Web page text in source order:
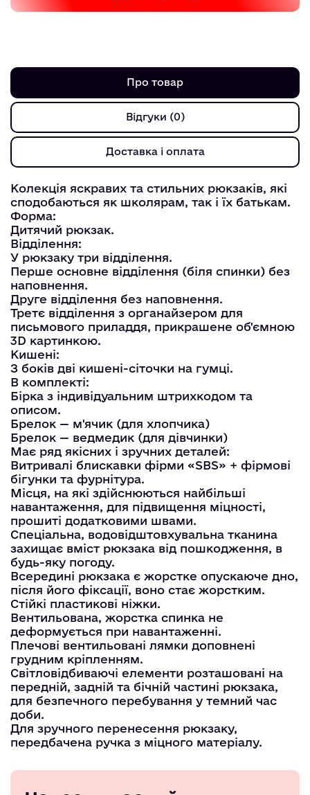
Про товар
Відгуки (0)
Доставка і оплата
Колекція яскравих та стильних рюкзаків, які
сподобаються як школярам, так і їх батькам.
Форма:
Дитячий рюкзак.
Відділення:
У рюкзаку три відділення.
Перше основне відділення (біля спинки) без
наповнення.
Друге відділення без наповнення.
Третє відділення з органайзером для
письмового приладдя, прикрашене об'ємною
3D картинкою.
Кишені:
З боків дві кишені-сіточки на гумці.
В комплекті:
Бірка з індивідуальним штрихкодом та
описом.
Брелок — м'ячик (для хлопчика)
Брелок — ведмедик (для дівчинки)
Має ряд якісних і зручних деталей:
Витривалі блискавки фірми «SBS» + фірмові
бігунки та фурнітура.
Місця, на які здійснюються найбільші
навантаження, для підвищення міцності,
прошиті додатковими швами.
Спеціальна, водовідштовхувальна тканина
захищає вміст рюкзака від пошкодження, в
будь-яку погоду.
Всередині рюкзака є жорстке опускаюче дно,
після його фіксації, воно стає жорстким.
Стійкі пластикові ніжки.
Вентильована, жорстка спинка не
деформується при навантаженні.
Плечові вентильовані лямки доповнені
грудним кріпленням.
Світловідбиваючі елементи розташовані на
передній, задній та бічній частині рюкзака,
для безпечного перебування у темний час
доби.
Для зручного перенесення рюкзаку,
передбачена ручка з міцного матеріалу.